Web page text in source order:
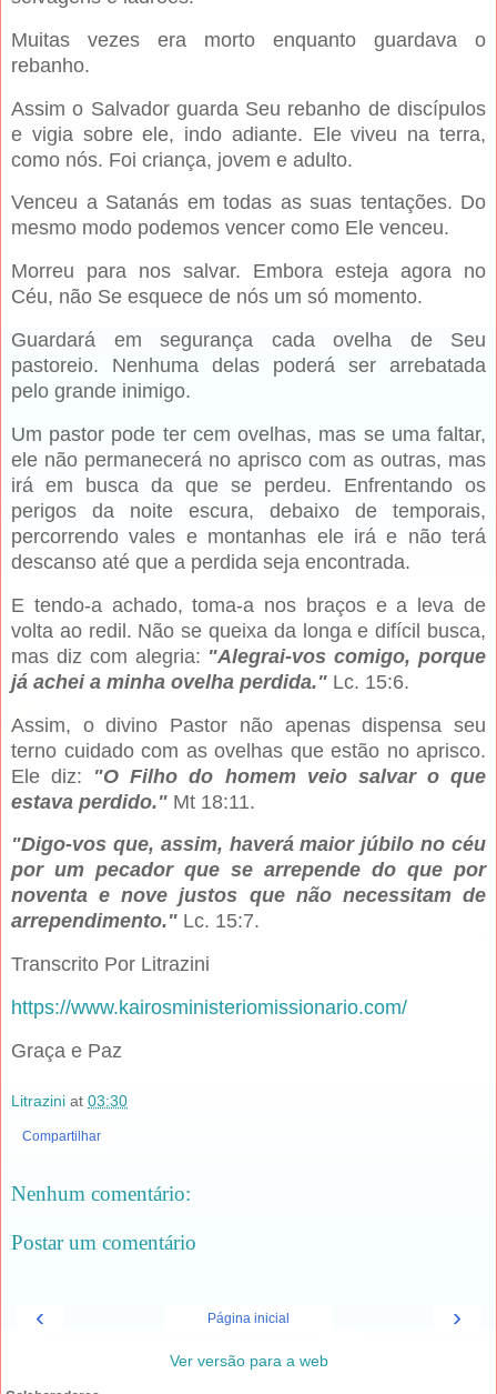
Muitas vezes era morto enquanto guardava o
rebanho.
Assim o Salvador guarda Seu rebanho de discípulos
e vigia sobre ele, indo adiante. Ele viveu na terra,
como nós. Foi criança, jovem e adulto.
Venceu a Satanás em todas as suas tentações. Do
mesmo modo podemos vencer como Ele venceu.
Morreu para nos salvar. Embora esteja agora no
Céu, não Se esquece de nós um só momento.
Guardará em segurança cada ovelha de Seu
pastoreio. Nenhuma delas poderá ser arrebatada
pelo grande inimigo.
Um pastor pode ter cem ovelhas, mas se uma faltar,
ele não permanecerá no aprisco com as outras, mas
irá em busca da que se perdeu. Enfrentando os
perigos da noite escura, debaixo de temporais,
percorrendo vales e montanhas ele irá e não terá
descanso até que a perdida seja encontrada.
E tendo-a achado, toma-a nos braços e a leva de
volta ao redil. Não se queixa da longa e difícil busca,
mas diz com alegria: "Alegrai-vos comigo, porque
já achei a minha ovelha perdida." Lc. 15:6.
Assim, o divino Pastor não apenas dispensa seu
terno cuidado com as ovelhas que estão no aprisco.
Ele diz: "O Filho do homem veio salvar o que
estava perdido." Mt 18:11.
"Digo-vos que, assim, haverá maior júbilo no céu
por um pecador que se arrepende do que por
noventa e nove justos que não necessitam de
arrependimento." Lc. 15:7.
Transcrito Por Litrazini
https://www.kairosministeriomissionario.com/
Graça e Paz
Litrazini at 03:30
Compartilhar
Nenhum comentário:
Postar um comentário
‹ ›
Página inicial
Ver versão para a web